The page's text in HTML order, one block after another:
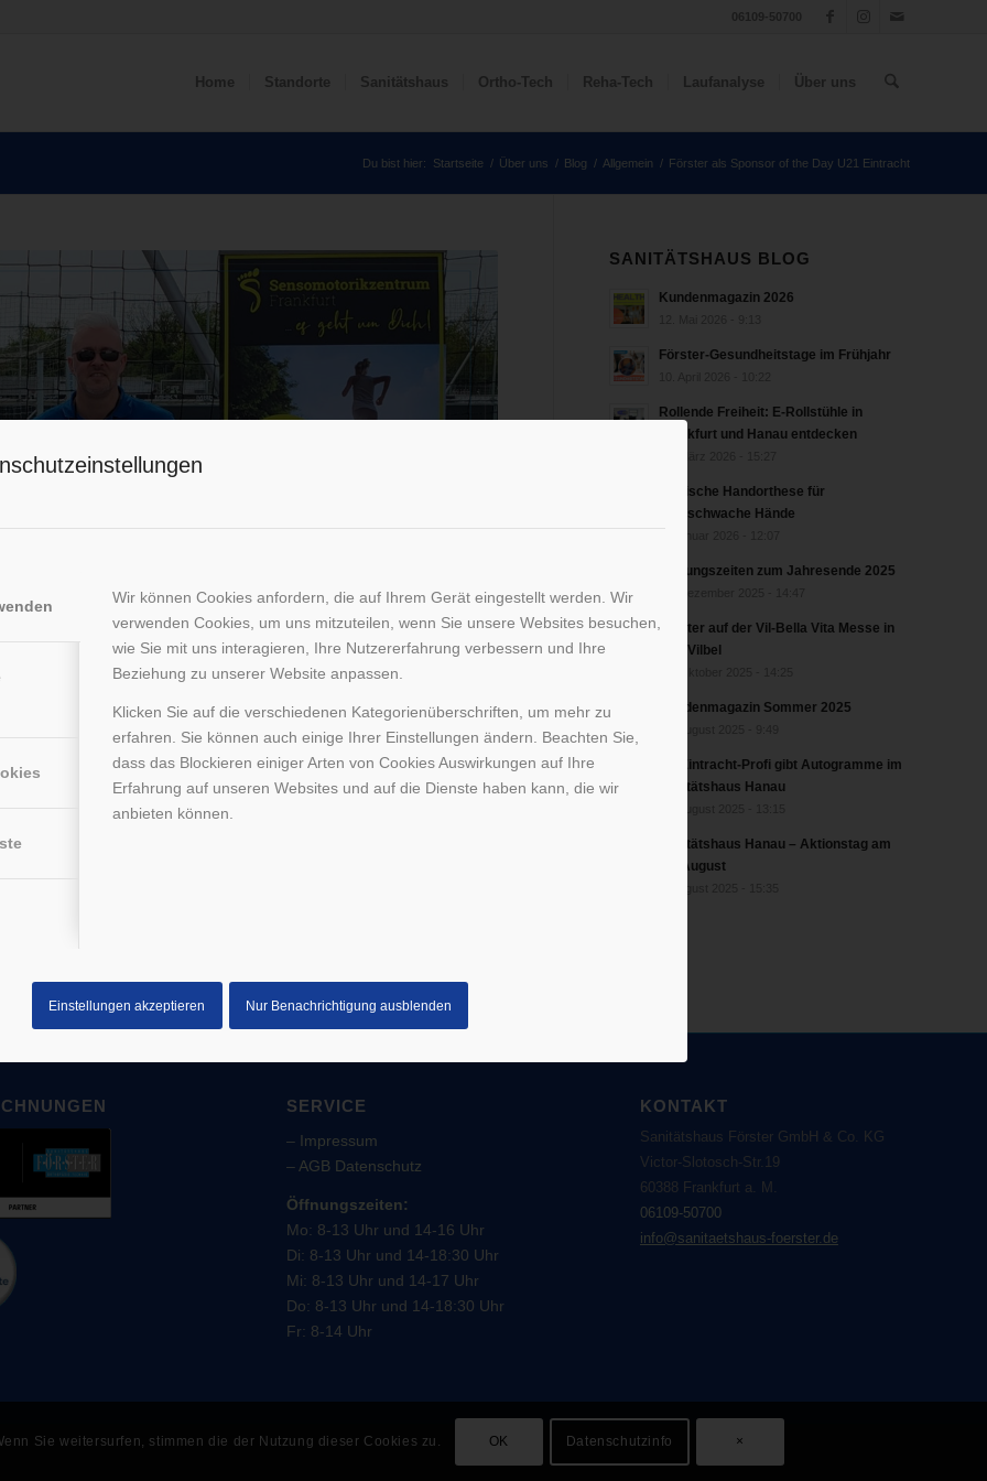
Wir können Cookies anfordern, die auf Ihrem Gerät eingestellt werden. Wir
verwenden Cookies, um uns mitzuteilen, wenn Sie unsere Websites besuchen,
wie Sie mit uns interagieren, Ihre Nutzererfahrung verbessern und Ihre
Beziehung zu unserer Website anpassen.
Klicken Sie auf die verschiedenen Kategorienüberschriften, um mehr zu
erfahren. Sie können auch einige Ihrer Einstellungen ändern. Beachten Sie,
dass das Blockieren einiger Arten von Cookies Auswirkungen auf Ihre
Erfahrung auf unseren Websites und auf die Dienste haben kann, die wir
anbieten können.
Einstellungen akzeptieren Nur Benachrichtigung ausblenden
Home Standorte Sanitätshaus Ortho-Tech Reha-Tech Laufanalyse Über uns
Du bist hier: Startseite / Über uns / Blog / Allgemein / Förster als Sponsor of the Day U21 Eintracht
der U21 von Eintracht Frankfurt
beim Regionalliga Spiel von Eintracht Frankfurt gegen
SANITÄTSHAUS BLOG
Kundenmagazin 2026
Förster-Gesundheitstage im Frühjahr
Rollende Freiheit: E-Rollstühle in
Frankfurt und Hanau entdecken
bionische Handorthese für
greifschwache Hände
Öffnungszeiten zum Jahresende 2025
Förster auf der Vil-Bella Vita Messe in
Bad Vilbel
Kundenmagazin Sommer 2025
Ex-Eintracht-Profi gibt Autogramme im
Sanitätshaus Hanau
Sanitätshaus Hanau – Aktionstag am
20. August
SERVICE
– Impressum
– AGB Datenschutz
Öffnungszeiten:
Mo: 8-13 Uhr und 14-16 Uhr
Di: 8-13 Uhr und 14-18:30 Uhr
Mi: 8-13 Uhr und 14-17 Uhr
Do: 8-13 Uhr und 14-18:30 Uhr
Fr: 8-14 Uhr
KONTAKT
Sanitätshaus Förster GmbH & Co. KG
Victor-Slotosch-Str.19
60388 Frankfurt a. M.
06109-50700
info@sanitaetshaus-foerster.de
Sie weitersurfen, stimmen die der Nutzung dieser Cookies zu. OK Datenschutzinfo ×